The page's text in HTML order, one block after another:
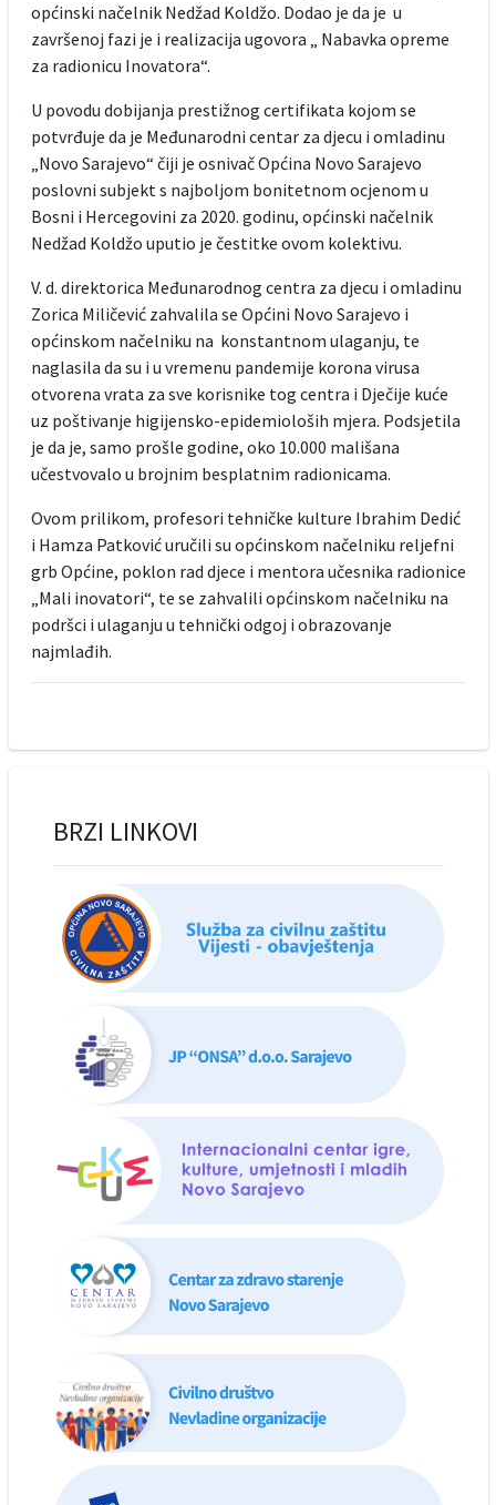
općinski načelnik Nedžad Koldžo. Dodao je da je u
završenoj fazi je i realizacija ugovora „ Nabavka opreme
za radionicu Inovatora“.
U povodu dobijanja prestižnog certifikata kojom se
potvrđuje da je Međunarodni centar za djecu i omladinu
„Novo Sarajevo“ čiji je osnivač Općina Novo Sarajevo
poslovni subjekt s najboljom bonitetnom ocjenom u
Bosni i Hercegovini za 2020. godinu, općinski načelnik
Nedžad Koldžo uputio je čestitke ovom kolektivu.
V. d. direktorica Međunarodnog centra za djecu i omladinu
Zorica Miličević zahvalila se Općini Novo Sarajevo i
općinskom načelniku na konstantnom ulaganju, te
naglasila da su i u vremenu pandemije korona virusa
otvorena vrata za sve korisnike tog centra i Dječije kuće
uz poštivanje higijensko-epidemiološih mjera. Podsjetila
je da je, samo prošle godine, oko 10.000 mališana
učestvovalo u brojnim besplatnim radionicama.
Ovom prilikom, profesori tehničke kulture Ibrahim Dedić
i Hamza Patković uručili su općinskom načelniku reljefni
grb Općine, poklon rad djece i mentora učesnika radionice
„Mali inovatori“, te se zahvalili općinskom načelniku na
podršci i ulaganju u tehnički odgoj i obrazovanje
najmlađih.
BRZI LINKOVI